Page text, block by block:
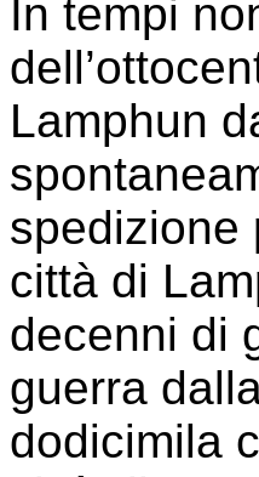
In tempi
Lamphun
spedizione
città di
decenni di
guerra
dodicimila